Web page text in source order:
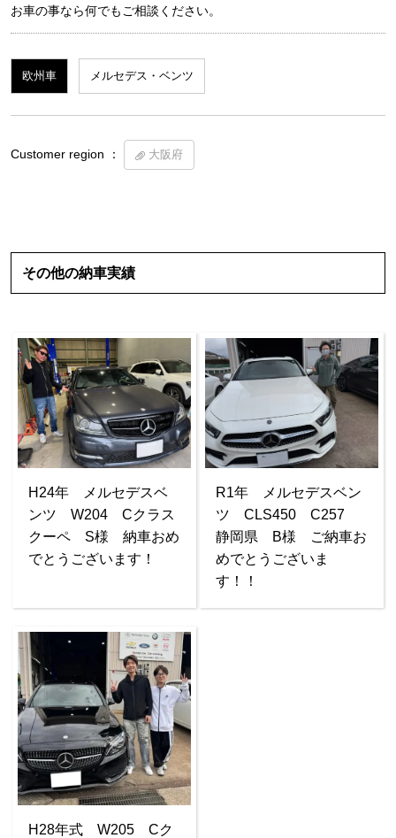
お車の事なら何でもご相談ください。
欧州車 メルセデス・ベンツ
Customer region ： 大阪府
その他の納車実績
H24年 メルセデスベ
ンツ W204 Cクラス
クーペ S様 納車おめ
でとうございます！
R1年 メルセデスベン
ツ CLS450 C257
静岡県 B様 ご納車お
めでとうございま
す！！
H28年式 W205 Cク